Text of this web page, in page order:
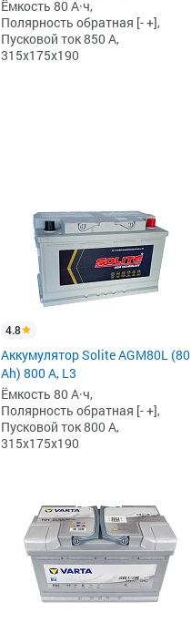
Ёмкость 80 А·ч,
Полярность обратная [- +],
Пусковой ток 850 А,
315x175x190
4.8
Аккумулятор Solite AGM80L (80
Ah) 800 А, L3
Ёмкость 80 А·ч,
Полярность обратная [- +],
Пусковой ток 800 А,
315x175x190